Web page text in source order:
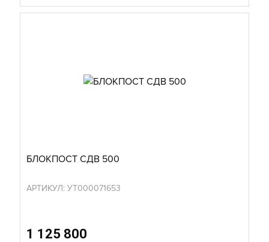
БЛОКПОСТ СДВ 500
АРТИКУЛ: УТ000071653
1 125 800